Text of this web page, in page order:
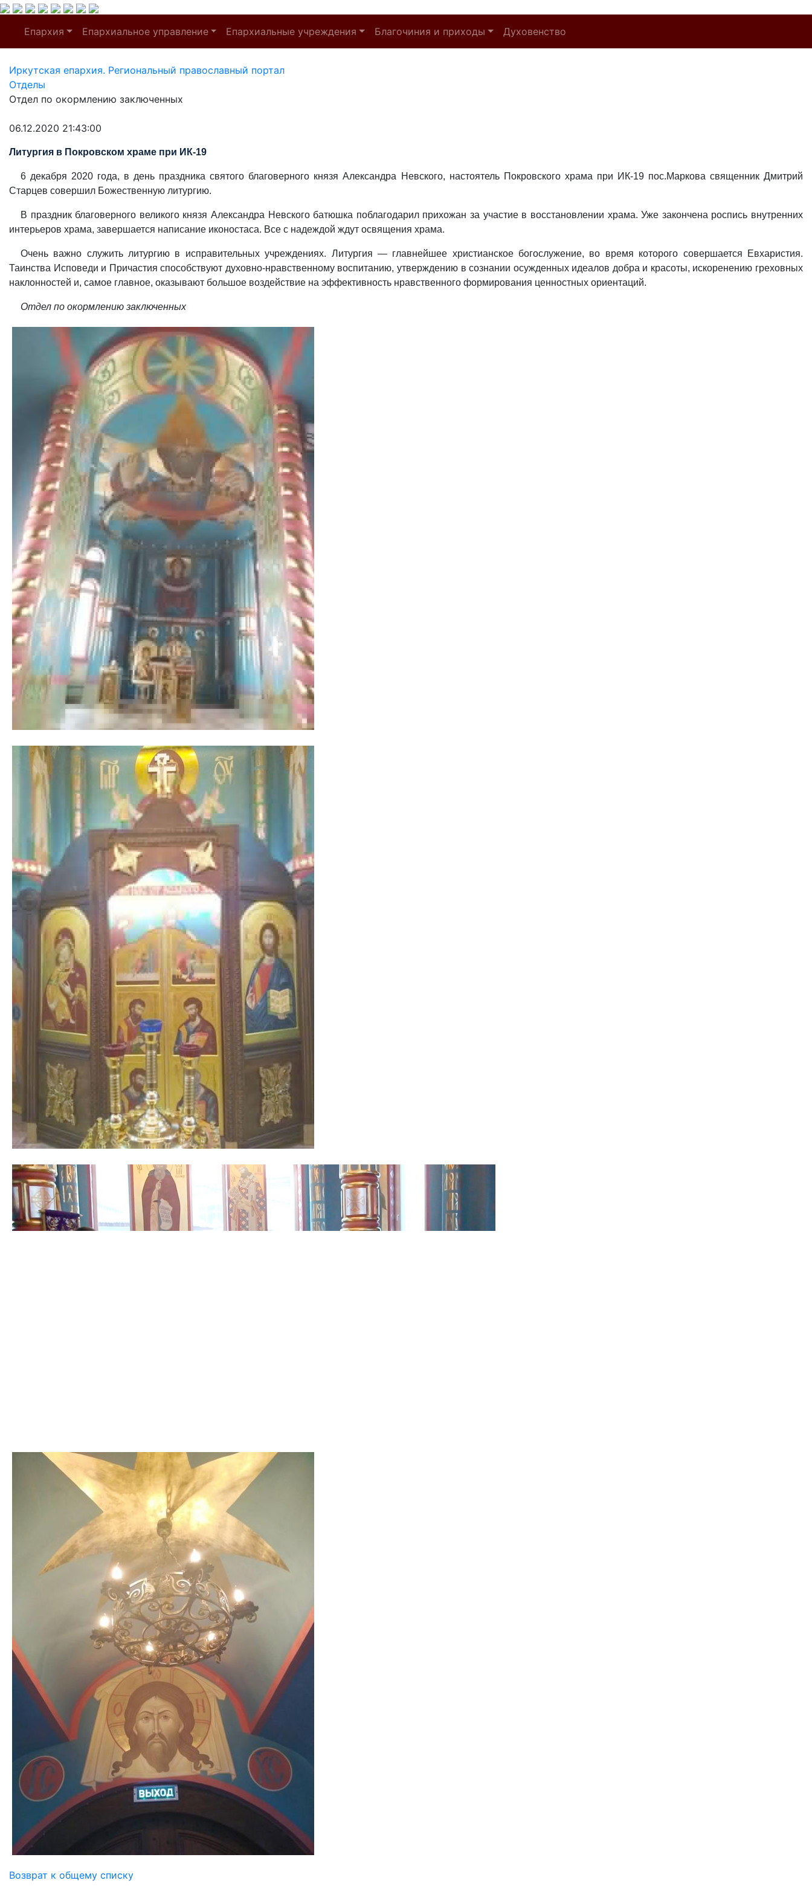
Епархия Епархиальное управление Епархиальные учреждения Благочиния и приходы Духовенство
Иркутская епархия. Региональный православный портал
Отделы
Отдел по окормлению заключенных
06.12.2020 21:43:00
Литургия в Покровском храме при ИК-19
6 декабря 2020 года, в день праздника святого благоверного князя Александра Невского, настоятель Покровского храма при ИК-19 пос.Маркова священник Дмитрий
Старцев совершил Божественную литургию.
В праздник благоверного великого князя Александра Невского батюшка поблагодарил прихожан за участие в восстановлении храма. Уже закончена роспись внутренних
интерьеров храма, завершается написание иконостаса. Все с надеждой ждут освящения храма.
Очень важно служить литургию в исправительных учреждениях. Литургия — главнейшее христианское богослужение, во время которого совершается Евхаристия.
Таинства Исповеди и Причастия способствуют духовно-нравственному воспитанию, утверждению в сознании осужденных идеалов добра и красоты, искоренению греховных
наклонностей и, самое главное, оказывают большое воздействие на эффективность нравственного формирования ценностных ориентаций.
Отдел по окормлению заключенных
Возврат к общему списку